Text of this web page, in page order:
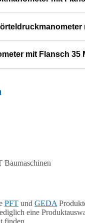
Baumaschinen
PFT und GEDA
eine